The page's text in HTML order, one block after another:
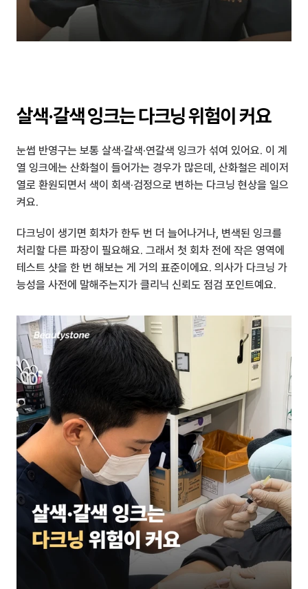
살색·갈색 잉크는 다크닝 위험이 커요
눈썹 반영구는 보통 살색·갈색·연갈색 잉크가 섞여 있어요. 이 계
열 잉크에는 산화철이 들어가는 경우가 많은데, 산화철은 레이저
열로 환원되면서 색이 회색·검정으로 변하는 다크닝 현상을 일으
켜요.
다크닝이 생기면 회차가 한두 번 더 늘어나거나, 변색된 잉크를
처리할 다른 파장이 필요해요. 그래서 첫 회차 전에 작은 영역에
테스트 샷을 한 번 해보는 게 거의 표준이에요. 의사가 다크닝 가
능성을 사전에 말해주는지가 클리닉 신뢰도 점검 포인트예요.